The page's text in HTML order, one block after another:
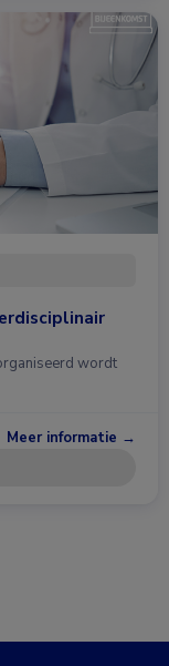
wordt
Meer informatie →